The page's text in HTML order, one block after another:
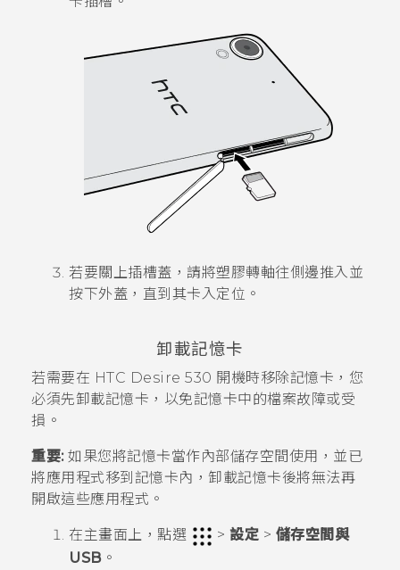
若要關上插槽蓋，請將塑膠轉軸往側邊推入並
按下外蓋，直到其卡入定位。
卸載記憶卡
若需要在 HTC Desire 530 開機時移除記憶卡，您
必須先卸載記憶卡，以免記憶卡中的檔案故障或受
損。
重要:如果您將記憶卡當作內部儲存空間使用，並已
將應用程式移到記憶卡內，卸載記憶卡後將無法再
開啟這些應用程式。
在主畫面上，點選 > 設定 > 儲存空間與
USB。